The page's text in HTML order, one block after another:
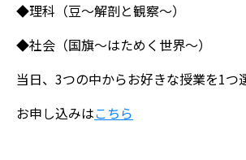
◆理科（豆～解剖と観察～）
◆社会（国旗～はためく世界～）
当日、3つの中からお好きな授業を1つ
お申し込みはこちら